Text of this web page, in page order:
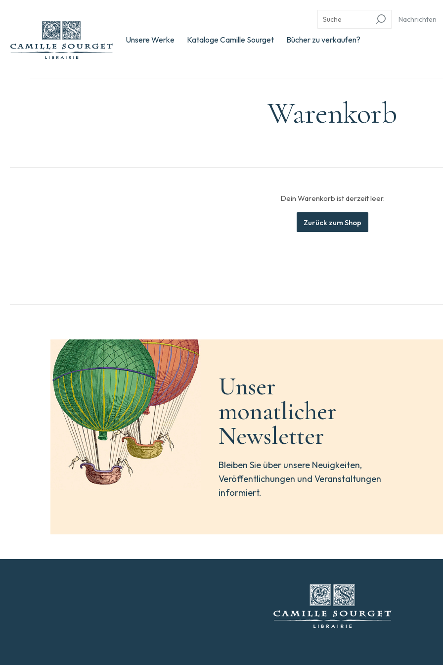
Unsere Werke Kataloge Camille Sourget Bücher zu verkaufen?
Nachrichten
Warenkorb
Dein Warenkorb ist derzeit leer.
Zurück zum Shop
Unser
monatlicher
Newsletter
Bleiben Sie über unsere Neuigkeiten,
Veröffentlichungen und Veranstaltungen
informiert.